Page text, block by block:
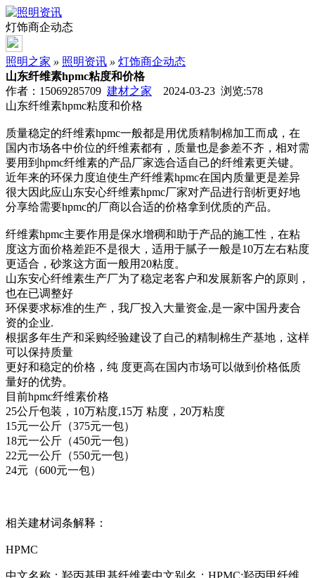
灯饰商企动态
照明之家 » 照明资讯 » 灯饰商企动态
山东纤维素hpmc粘度和价格
作者：15069285709 建材之家 2024-03-23 浏览:578
山东纤维素hpmc粘度和价格
质量稳定的纤维素hpmc一般都是用优质精制棉加工而成，在
国内市场各中价位的纤维素都有，质量也是参差不齐，相对需
要用到hpmc纤维素的产品厂家选合适自己的纤维素更关键。
近年来的环保力度迫使生产纤维素hpmc在国内质量更是差异
很大因此应山东安心纤维素hpmc厂家对产品进行剖析更好地
分享给需要hpmc的厂商以合适的价格拿到优质的产品。
纤维素hpmc主要作用是保水增稠和助于产品的施工性，在粘
度这方面价格差距不是很大，适用于腻子一般是10万左右粘度
更适合，砂浆这方面一般用20粘度。
山东安心纤维素生产厂为了稳定老客户和发展新客户的原则，
也在已调整好
环保要求标准的生产，我厂投入大量资金,是一家中国丹麦合
资的企业.
根据多年生产和采购经验建设了自己的精制棉生产基地，这样
可以保持质量
更好和稳定的价格，纯 度更高在国内市场可以做到价格低质
量好的优势。
目前hpmc纤维素价格
25公斤包装，10万粘度,15万 粘度，20万粘度
15元一公斤（375元一包）
18元一公斤（450元一包）
22元一公斤（550元一包）
24元（600元一包）
相关建材词条解释：
HPMC
中文名称：羟丙基甲基纤维素中文别名：HPMC;羟丙甲纤维